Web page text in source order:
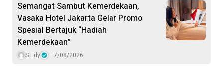
Semangat Sambut Kemerdekaan,
Vasaka Hotel Jakarta Gelar Promo
Spesial Bertajuk “Hadiah
Kemerdekaan”
S Edy 7/08/2026